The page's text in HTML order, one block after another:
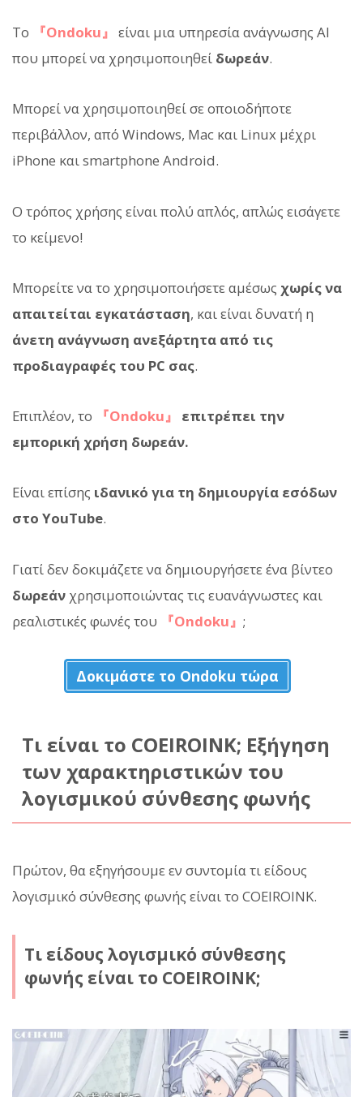
Το 『Ondoku』 είναι μια υπηρεσία ανάγνωσης AI
που μπορεί να χρησιμοποιηθεί δωρεάν.
Μπορεί να χρησιμοποιηθεί σε οποιοδήποτε
περιβάλλον, από Windows, Mac και Linux μέχρι
iPhone και smartphone Android.
Ο τρόπος χρήσης είναι πολύ απλός, απλώς εισάγετε
το κείμενο!
Μπορείτε να το χρησιμοποιήσετε αμέσως χωρίς να
απαιτείται εγκατάσταση, και είναι δυνατή η
άνετη ανάγνωση ανεξάρτητα από τις
προδιαγραφές του PC σας.
Επιπλέον, το 『Ondoku』
επιτρέπει την
εμπορική χρήση δωρεάν.
Είναι επίσης ιδανικό για τη δημιουργία εσόδων
στο YouTube.
Γιατί δεν δοκιμάζετε να δημιουργήσετε ένα βίντεο
δωρεάν χρησιμοποιώντας τις ευανάγνωστες και
ρεαλιστικές φωνές του
『Ondoku』 ;
Δοκιμάστε το Ondoku τώρα
Τι είναι το COEIROINK; Εξήγηση
των χαρακτηριστικών του
λογισμικού σύνθεσης φωνής
Πρώτον, θα εξηγήσουμε εν συντομία τι είδους
λογισμικό σύνθεσης φωνής είναι το COEIROINK.
Τι είδους λογισμικό σύνθεσης
φωνής είναι το COEIROINK;